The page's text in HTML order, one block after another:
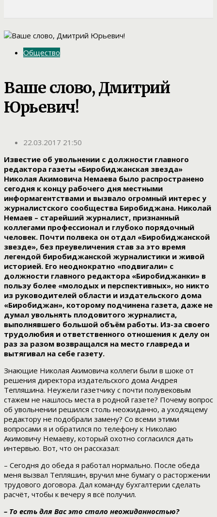
Общество
Ваше слово, Дмитрий
Юрьевич!
22.03.2017 21:50
Известие об увольнении с должности главного
редактора газеты «Биробиджанская звезда»
Николая Акимовича Немаева было распространено
сегодня к концу рабочего дня местными
информагентствами и вызвало огромный интерес у
журналистского сообщества Биробиджана. Николай
Немаев – старейший журналист, признанный
коллегами профессионал и глубоко порядочный
человек. Почти полвека он отдал «Биробиджанской
звезде», без преувеличения став за это время
легендой биробиджанской журналистики и живой
историей. Его неоднократно «подвигали» с
должности главного редактора «Биробиджанки» в
пользу более «молодых и перспективных», но никто
из руководителей области и издательского дома
«Биробиджан», которому подчинена газета, даже не
думал увольнять плодовитого журналиста,
выполнявшего большой объём работы. Из-за своего
трудолюбия и ответственного отношения к делу он
раз за разом возвращался на место главреда и
вытягивал на себе газету.
Знающие Николая Акимовича коллеги были в шоке от
решения директора издательского дома Андрея
Тепляшина. Неужели газетчику с почти полувековым
стажем не нашлось места в родной газете? Почему вопрос
об увольнении решился столь неожиданно, а уходящему
редактору не подобрали замену? Со всеми этими
вопросами я и обратился по телефону к Николаю
Акимовичу Немаеву, который охотно согласился дать
интервью. Вот, что он рассказал:
– Сегодня до обеда я работал нормально. После обеда
меня вызвал Тепляшин, вручил мне бумагу о расторжении
трудового договора. Дал команду бухгалтерии сделать
расчёт, чтобы к вечеру я всё получил.
– То есть для Вас это стало неожиданностью?